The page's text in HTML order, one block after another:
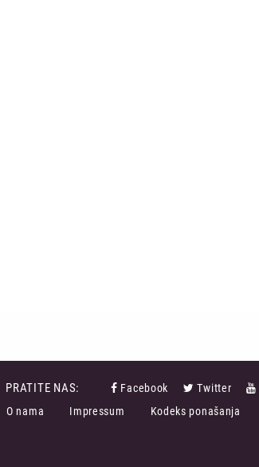
PRATITE NAS: Facebook Twitter
FOOTER
MENU
O nama Impressum Kodeks ponašanja